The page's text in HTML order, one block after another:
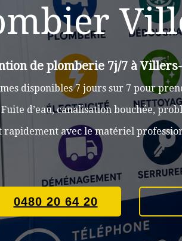
de plomberie 7j/7 à
disponibles 7 jours sur 7 pour
d’eau, canalisation bouchée,
avec le matériel
0480 20 64 20